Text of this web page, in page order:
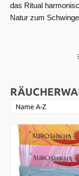
das Ritual
Natur zum